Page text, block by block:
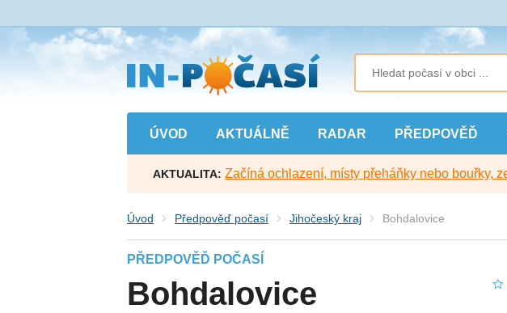
Přejít
na
hlavní
obsah
ÚVOD AKTUÁLNĚ RADAR PŘEDPOVĚĎ
AKTUALITA: Začíná ochlazení, místy přeháňky nebo bouřky,
Úvod Předpověď počasí Jihočeský kraj Bohdalovice
PŘEDPOVĚĎ POČASÍ
Bohdalovice